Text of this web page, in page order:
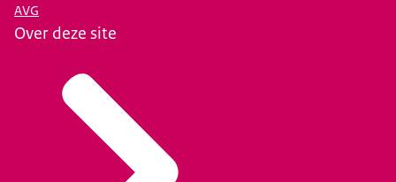
AVG
Over deze site